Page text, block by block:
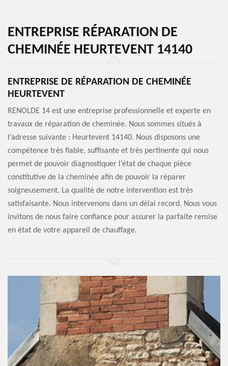
ENTREPRISE RÉPARATION DE
CHEMINÉE HEURTEVENT 14140
ENTREPRISE DE RÉPARATION DE CHEMINÉE
HEURTEVENT
RENOLDE 14 est une entreprise professionnelle et experte en
travaux de réparation de cheminée. Nous sommes situés à
l’adresse suivante : Heurtevent 14140. Nous disposons une
compétence très fiable, suffisante et très pertinente qui nous
permet de pouvoir diagnostiquer l’état de chaque pièce
constitutive de la cheminée afin de pouvoir la réparer
soigneusement. La qualité de notre intervention est très
satisfaisante. Nous intervenons dans un délai record. Nous vous
invitons de nous faire confiance pour assurer la parfaite remise
en état de votre appareil de chauffage.